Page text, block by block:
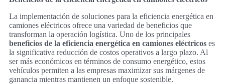
La implementación de soluciones para la eficiencia energética en
camiones eléctricos ofrece una variedad de beneficios que
transforman la operación logística. Uno de los principales
beneficios de la eficiencia energética en camiones eléctricos es
la significativa reducción de costos operativos a largo plazo. Al
ser más económicos en términos de consumo energético, estos
vehículos permiten a las empresas maximizar sus márgenes de
ganancia mientras mantienen un enfoque sostenible.